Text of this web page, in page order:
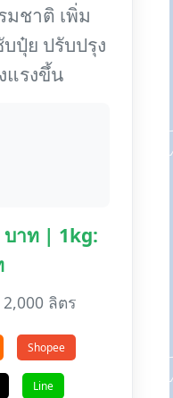
ชาติ เพิ่ม
ปุ๋ย ปรับปรุง
แรงขึ้น
บาท | 1kg:
ลิตร
Shopee
Line